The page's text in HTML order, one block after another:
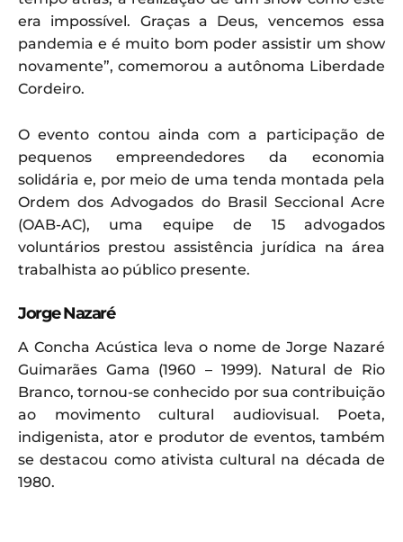
era impossível. Graças a Deus, vencemos essa
pandemia e é muito bom poder assistir um show
novamente”, comemorou a autônoma Liberdade
Cordeiro.
O evento contou ainda com a participação de
pequenos empreendedores da economia
solidária e, por meio de uma tenda montada pela
Ordem dos Advogados do Brasil Seccional Acre
(OAB-AC), uma equipe de 15 advogados
voluntários prestou assistência jurídica na área
trabalhista ao público presente.
Jorge Nazaré
A Concha Acústica leva o nome de Jorge Nazaré
Guimarães Gama (1960 – 1999). Natural de Rio
Branco, tornou-se conhecido por sua contribuição
ao movimento cultural audiovisual. Poeta,
indigenista, ator e produtor de eventos, também
se destacou como ativista cultural na década de
1980.